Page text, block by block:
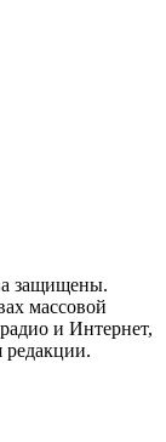
защищены.
массовой
и Интернет,
редакции.